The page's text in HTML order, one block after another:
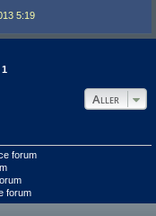
5:19
1
Aller
forum
forum